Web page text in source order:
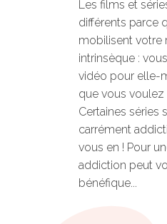
Les films et
différents parce
mobilisent votre
intrinsèque :
vidéo pour elle-
que vous voulez
Certaines séries
carrément
vous en ! Pour
addiction peut
bénéfique...